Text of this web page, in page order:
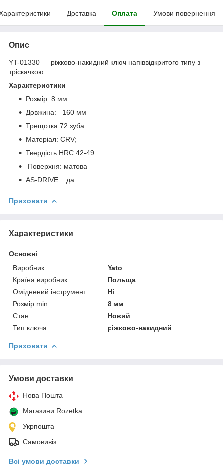
Доставка Оплата Умови повернення
Опис
YT-01330 — ріжково-накидний ключ напіввідкритого типу з
тріскачкою.
Характеристики
Розмір: 8 мм
Довжина: 160 мм
Трещотка 72 зуба
Матеріал: CRV;
Твердість HRC 42-49
Поверхня: матова
AS-DRIVE: да
Приховати
Характеристики
Основні
Виробник
Yato
Країна виробник
Польща
Оміднений інструмент
Ні
Розмір min
8 мм
Стан
Новий
Тип ключа
ріжково-накидний
Приховати
Умови доставки
Нова Пошта
Магазини Rozetka
Укрпошта
Самовивіз
Всі умови доставки